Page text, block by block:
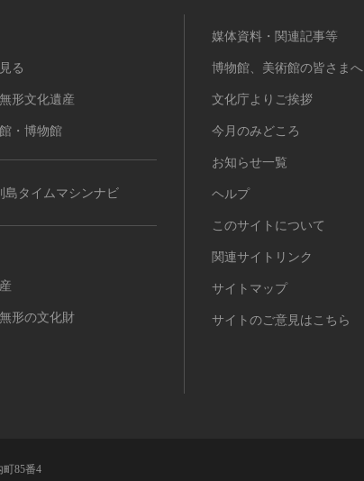
る
形文化遺産
・博物館
島タイムマシンナビ
形の文化財
媒体資料・関連記事等
博物館、美術館の皆さまへ
文化庁よりご挨拶
今月のみどころ
お知らせ一覧
ヘルプ
このサイトについて
関連サイトリンク
サイトマップ
サイトのご意見はこちら
85番4